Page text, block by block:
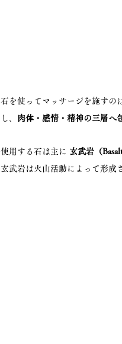
石を使ってマッサージを施すの
し、 肉体・感情・精神の三層へ
使用する石は主に 玄武岩（Basalt
玄武岩は火山活動によって形成